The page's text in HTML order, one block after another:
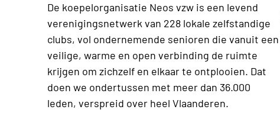
De koepelorganisatie Neos vzw is een levend
verenigingsnetwerk van 228 lokale zelfstandige
clubs, vol ondernemende senioren die vanuit een
veilige, warme en open verbinding de ruimte
krijgen om zichzelf en elkaar te ontplooien. Dat
doen we ondertussen met meer dan 36.000
leden, verspreid over heel Vlaanderen.